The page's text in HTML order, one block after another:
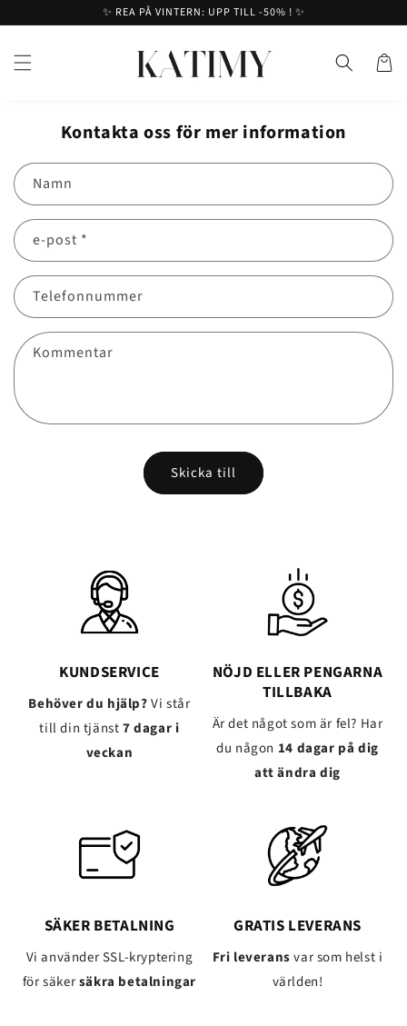
✨ REA PÅ VINTERN: UPP TILL -50% ! ✨
Korg
Kontakta oss för mer information
Namn
e-post *
Telefonnummer
Kommentar
Skicka till
KUNDSERVICE
Behöver du hjälp?Vi står
till din tjänst7 dagar i
veckan
NÖJD ELLER PENGARNA
TILLBAKA
Är det något som är fel? Har
du någon 14 dagar på dig
att ändra dig
SÄKER BETALNING
Vi använder SSL-kryptering
för säkersäkra betalningar
GRATIS LEVERANS
Fri leveransvar som helst i
världen!